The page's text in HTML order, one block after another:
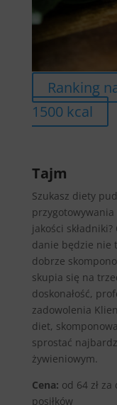
Ranking
1500 kcal
Tajm
Szukasz diety
przygotowywania
jakości
danie będzie nie
dobrze
skupia się na
doskonałość,
zadowolenia
diet,
sprostać
żywieniowym.
Cena: od 64 zł
posiłków